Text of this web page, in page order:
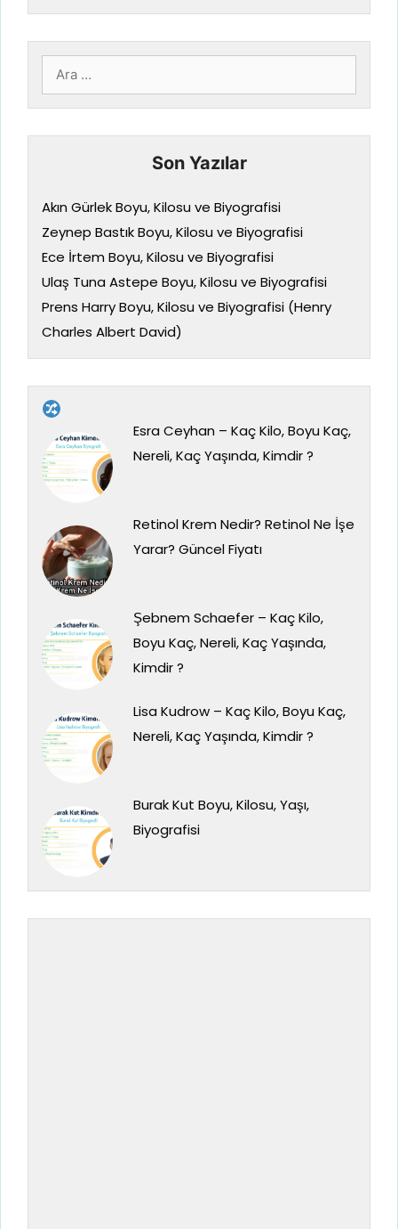
için
ara
Son Yazılar
Akın Gürlek Boyu, Kilosu ve Biyografisi
Zeynep Bastık Boyu, Kilosu ve Biyografisi
Ece İrtem Boyu, Kilosu ve Biyografisi
Ulaş Tuna Astepe Boyu, Kilosu ve Biyografisi
Prens Harry Boyu, Kilosu ve Biyografisi (Henry
Charles Albert David)
Esra Ceyhan – Kaç Kilo, Boyu Kaç,
Nereli, Kaç Yaşında, Kimdir ?
Retinol Krem Nedir? Retinol Ne İşe
Yarar? Güncel Fiyatı
Şebnem Schaefer – Kaç Kilo,
Boyu Kaç, Nereli, Kaç Yaşında,
Kimdir ?
Lisa Kudrow – Kaç Kilo, Boyu Kaç,
Nereli, Kaç Yaşında, Kimdir ?
Burak Kut Boyu, Kilosu, Yaşı,
Biyografisi